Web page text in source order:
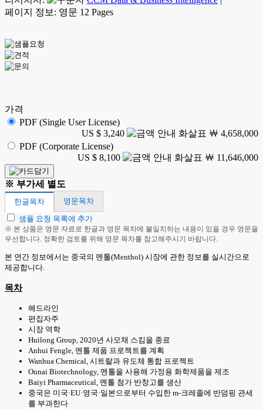
페이지 정보: 영문 12 Pages
가격
PDF (Single User License)
US $ 3,240
￦ 4,658,000
PDF (Corporate License)
US $ 8,100
￦ 11,646,000
※ 부가세 별도
한글목차
영문목차
샘플 요청 목록에 추가
※ 본 상품은 영문 자료로 한글과 영문 목차에 불일치하는 내용이 있을 경우 영문을
우선합니다. 정확한 검토를 위해 영문 목차를 참고해주시기 바랍니다.
본 연간 정보에서는 중국의 멘톨(Menthol) 시장에 관한 정보를 실시간으로
제공합니다.
목차
헤드라인
편집자주
시장 역학
Huilong Group, 2020년 사모채 스킴을 종료
Anhui Fengle, 멘톨 제품 프로젝트를 계획
Wanhua Chemical, 시트랄과 유도체 통합 프로젝트
Ounai Biotechnology, 멘톨을 사용해 가정용 화학제품을 제조
Baiyi Pharmaceutical, 멘톨 첨가 반창고를 생산
중국은 미국·EU·영국·일본으로부터 수입한 m-크레졸에 반덤핑 관세
를 부과한다